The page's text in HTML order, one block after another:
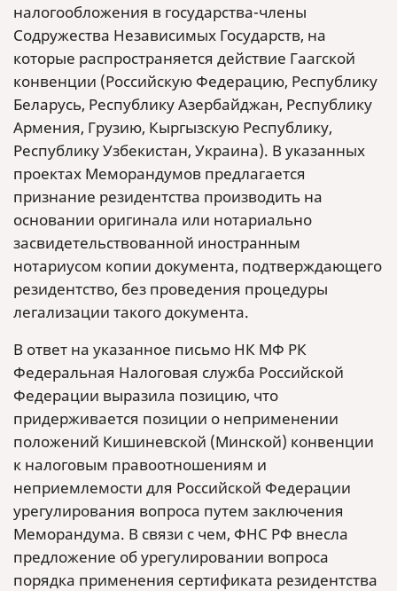
налогообложения в государства-члены
Содружества Независимых Государств, на
которые распространяется действие Гаагской
конвенции (Российскую Федерацию, Республику
Беларусь, Республику Азербайджан, Республику
Армения, Грузию, Кыргызскую Республику,
Республику Узбекистан, Украина). В указанных
проектах Меморандумов предлагается
признание резидентства производить на
основании оригинала или нотариально
засвидетельствованной иностранным
нотариусом копии документа, подтверждающего
резидентство, без проведения процедуры
легализации такого документа.
В ответ на указанное письмо НК МФ РК
Федеральная Налоговая служба Российской
Федерации выразила позицию, что
придерживается позиции о неприменении
положений Кишиневской (Минской) конвенции
к налоговым правоотношениям и
неприемлемости для Российской Федерации
урегулирования вопроса путем заключения
Меморандума. В связи с чем, ФНС РФ внесла
предложение об урегулировании вопроса
порядка применения сертификата резидентства